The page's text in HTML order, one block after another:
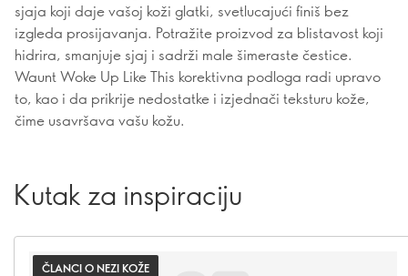
sjaja koji daje vašoj koži glatki, svetlucajući finiš bez
izgleda prosijavanja. Potražite proizvod za blistavost koji
hidrira, smanjuje sjaj i sadrži male šimeraste čestice.
Waunt Woke Up Like This korektivna podloga radi upravo
to, kao i da prikrije nedostatke i izjednači teksturu kože,
čime usavršava vašu kožu.
Kutak za inspiraciju
ČLANCI O NEZI KOŽE